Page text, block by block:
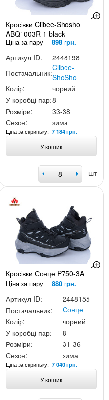
Кросівки Clibee-Shosho
ABQ1003R-1 black
Ціна за пару: 898 грн.
Артикул ID:
2448198
Постачальник:
Clibee-
ShoSho
Колір:
чорний
У коробці пар:8
Розміри:
33-38
Сезон:
зима
Ціна за скриньку:7 184 грн.
У кошик
шт
Кросівки Сонце P750-3A
Ціна за пару: 880 грн.
Артикул ID:
2448155
Постачальник:
Сонце
Колір:
чорний
У коробці пар:
8
Розміри:
31-36
Сезон:
зима
Ціна за скриньку:7 040 грн.
У кошик